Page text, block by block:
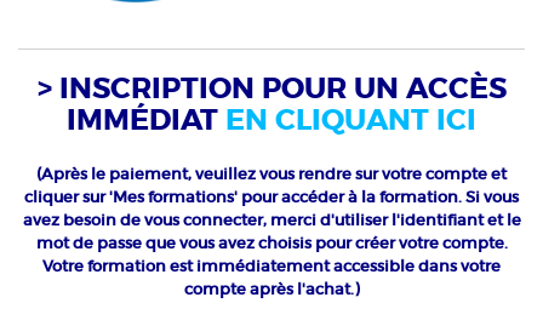
> INSCRIPTION POUR UN ACCÈS
IMMÉDIAT EN CLIQUANT ICI
(Après le paiement, veuillez vous rendre sur votre compte et
cliquer sur 'Mes formations' pour accéder à la formation. Si vous
avez besoin de vous connecter, merci d'utiliser l'identifiant et le
mot de passe que vous avez choisis pour créer votre compte.
Votre formation est immédiatement accessible dans votre
compte après l'achat.)